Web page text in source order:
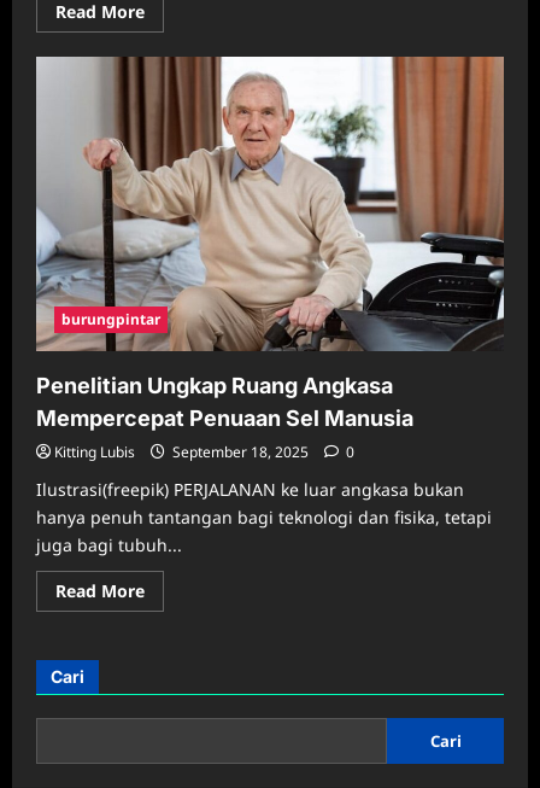
Read MoreRead
more
Penelitian
Ungkap
Dampak
Negatif
ke
Kesehatan
Mental
burungpintar
Penelitian Ungkap Ruang Angkasa
Mempercepat Penuaan Sel Manusia
Kitting Lubis September 18, 2025 0
Ilustrasi(freepik) PERJALANAN ke luar angkasa bukan
hanya penuh tantangan bagi teknologi dan fisika, tetapi
juga bagi tubuh...
Read MoreRead
more
Angkasa
Penuaan
Manusia
Cari
Cari